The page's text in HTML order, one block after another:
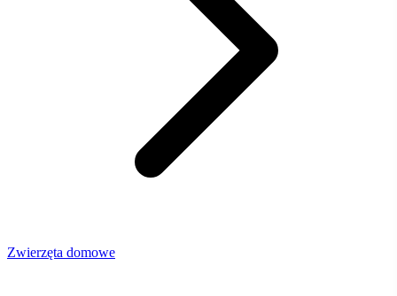
Zwierzęta domowe